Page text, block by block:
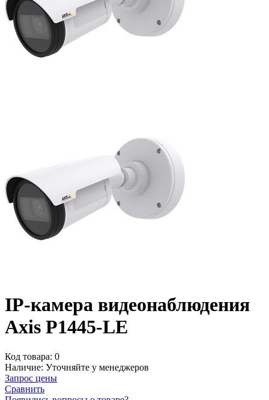
IP-камера видеонаблюдения
Axis P1445-LE
Код товара: 0
Наличие: Уточняйте у менеджеров
Запрос цены
Сравнить